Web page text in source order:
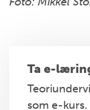
Ta e-
som e-